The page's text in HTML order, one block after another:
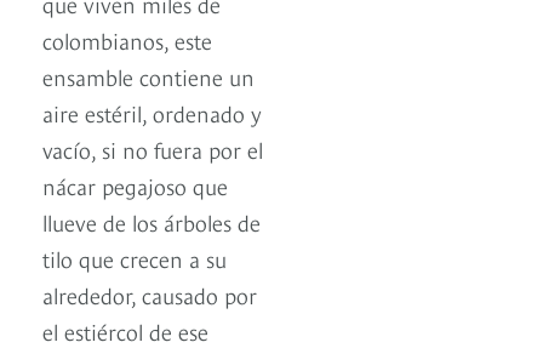
colombianos, este
ensamble contiene un
aire estéril, ordenado y
vacío, si no fuera por el
nácar pegajoso que
llueve de los árboles de
tilo que crecen a su
alrededor, causado por
el estiércol de ese